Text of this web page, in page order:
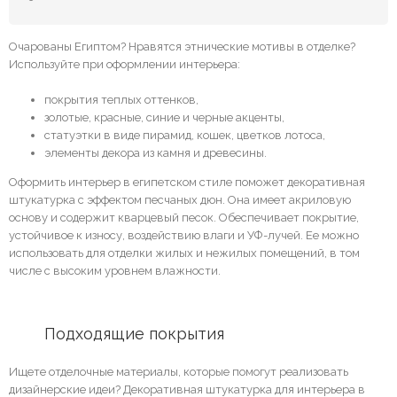
Очарованы Египтом? Нравятся этнические мотивы в отделке?
Используйте при оформлении интерьера:
покрытия теплых оттенков,
золотые, красные, синие и черные акценты,
статуэтки в виде пирамид, кошек, цветков лотоса,
элементы декора из камня и древесины.
Оформить интерьер в египетском стиле поможет декоративная
штукатурка с эффектом песчаных дюн. Она имеет акриловую
основу и содержит кварцевый песок. Обеспечивает покрытие,
устойчивое к износу, воздействию влаги и УФ-лучей. Ее можно
использовать для отделки жилых и нежилых помещений, в том
числе с высоким уровнем влажности.
	Подходящие покрытия
Ищете отделочные материалы, которые помогут реализовать
дизайнерские идеи? Декоративная штукатурка для интерьера в